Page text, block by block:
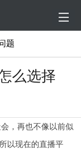
题
么选择
，再也不像以前似
以现在的直播平